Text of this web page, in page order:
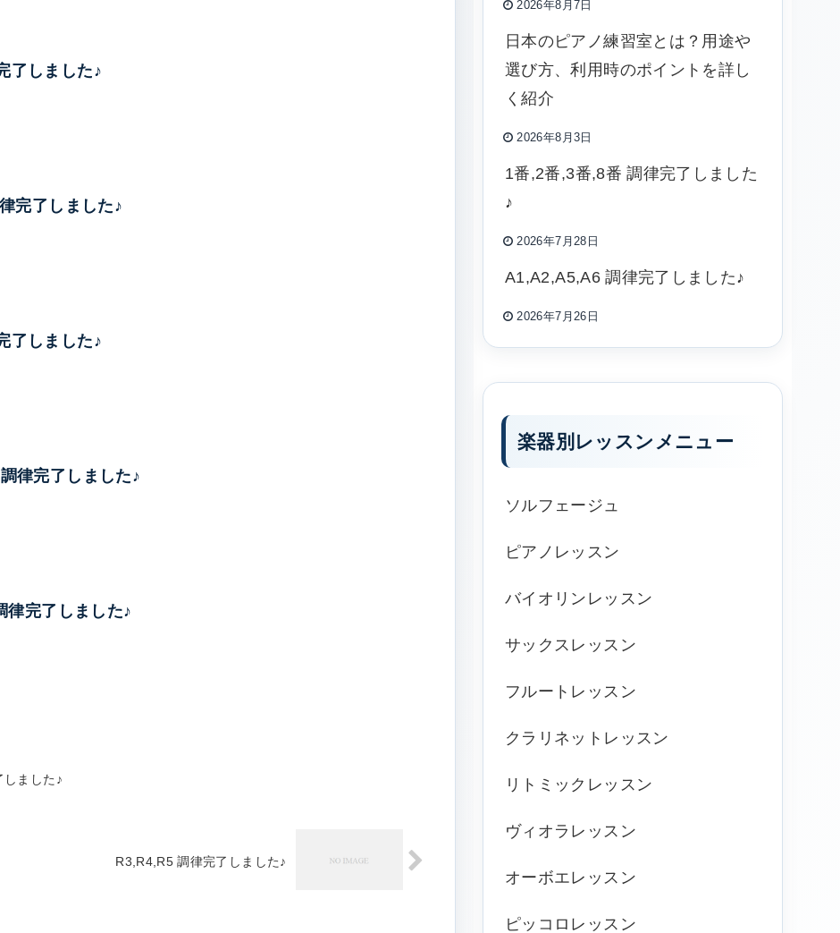
了しました♪
完了しました♪
了しました♪
律完了しました♪
律完了しました♪
ました♪
R3,R4,R5 調律完了しました♪
2026年8月7日
日本のピアノ練習室とは？用途や
選び方、利用時のポイントを詳し
く紹介
2026年8月3日
1番,2番,3番,8番 調律完了しました
♪
2026年7月28日
A1,A2,A5,A6 調律完了しました♪
2026年7月26日
楽器別レッスンメニュー
ソルフェージュ
ピアノレッスン
バイオリンレッスン
サックスレッスン
フルートレッスン
クラリネットレッスン
リトミックレッスン
ヴィオラレッスン
オーボエレッスン
ピッコロレッスン